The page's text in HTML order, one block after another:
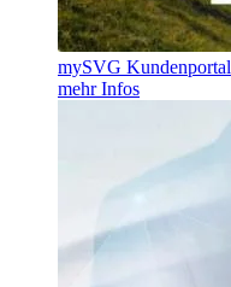
mySVG Kundenportal
mehr Infos